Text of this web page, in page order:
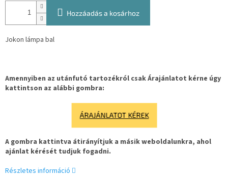
Hozzáadás a kosárhoz
Jokon lámpa bal
Amennyiben az utánfutó tartozékról csak Árajánlatot kérne úgy
kattintson az alábbi gombra:
ÁRAJÁNLATOT KÉREK
A gombra kattintva átirányítjuk a másik weboldalunkra, ahol
ajánlat kérését tudjuk fogadni.
Részletes információ